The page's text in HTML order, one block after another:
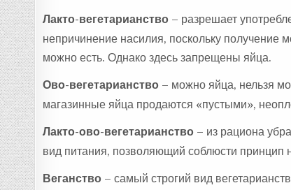
Лакто-вегетарианство – разрешает
непричинение насилия, поскольку получение
можно есть. Однако здесь запрещены яйца.
Ово-вегетарианство – можно яйца, нельзя
магазинные яйца продаются «пустыми»,
Лакто-ово-вегетарианство – из рациона
вид питания, позволяющий соблюсти
Веганство – самый строгий вид